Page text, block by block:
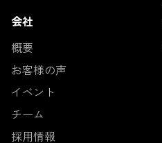
会社
概要
お客様の声
イベント
チーム
採用情報